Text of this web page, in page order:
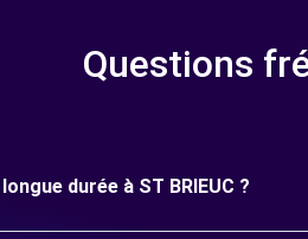
Questions
durée à ST BRIEUC ?